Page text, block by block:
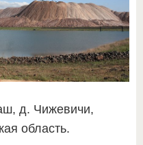
д. Чижевичи,
область.